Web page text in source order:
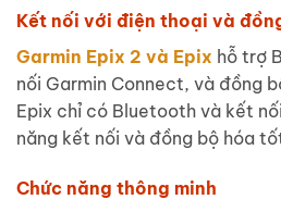
Kết nối với điện thoại và
Garmin Epix 2 và Epix hỗ trợ
nối Garmin Connect, và đồng
Epix chỉ có Bluetooth và kết
năng kết nối và đồng bộ hóa
Chức năng thông minh